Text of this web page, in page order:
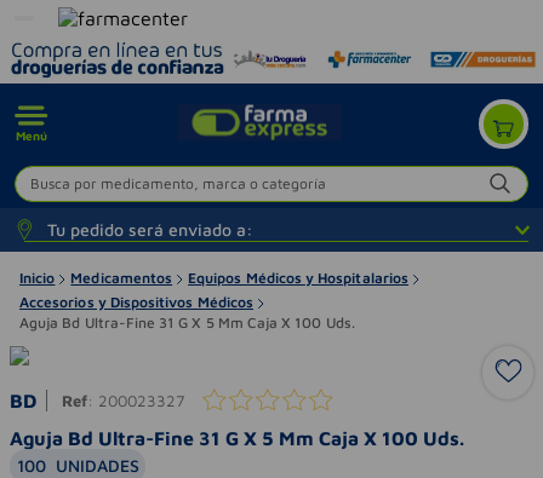
Menú
Busca por medicamento, marca o categoría
Tu pedido será enviado a:
Inicio Medicamentos
Equipos Médicos y Hospitalarios
Accesorios y Dispositivos Médicos
Aguja Bd Ultra-Fine 31 G X 5 Mm Caja X 100 Uds.
BD Ref: 200023327
Aguja Bd Ultra-Fine 31 G X 5 Mm Caja X 100 Uds.
100 UNIDADES